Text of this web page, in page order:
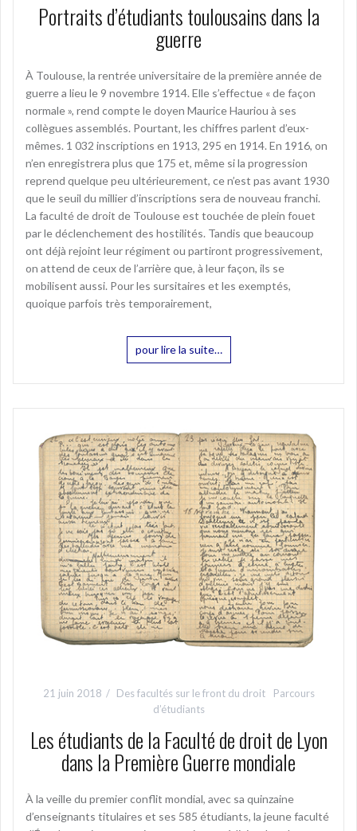
Portraits d’étudiants toulousains dans la
guerre
À Toulouse, la rentrée universitaire de la première année de
guerre a lieu le 9 novembre 1914. Elle s’effectue « de façon
normale », rend compte le doyen Maurice Hauriou à ses
collègues assemblés. Pourtant, les chiffres parlent d’eux-
mêmes. 1 032 inscriptions en 1913, 295 en 1914. En 1916, on
n’en enregistrera plus que 175 et, même si la progression
reprend quelque peu ultérieurement, ce n’est pas avant 1930
que le seuil du millier d’inscriptions sera de nouveau franchi.
La faculté de droit de Toulouse est touchée de plein fouet
par le déclenchement des hostilités. Tandis que beaucoup
ont déjà rejoint leur régiment ou partiront progressivement,
on attend de ceux de l’arrière que, à leur façon, ils se
mobilisent aussi. Pour les sursitaires et les exemptés,
quoique parfois très temporairement,
pour lire la suite…
21 juin 2018 Des facultés sur le front du droit
Parcours
d’étudiants
Les étudiants de la Faculté de droit de Lyon
dans la Première Guerre mondiale
À la veille du premier conflit mondial, avec sa quinzaine
d’enseignants titulaires et ses 585 étudiants, la jeune faculté